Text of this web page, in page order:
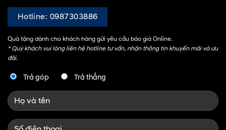
Hotline: 0987303886
Quà tặng dành cho khách hàng gửi yêu cầu báo giá Online.
* Quý khách vui lòng liên hệ hotline tư vấn, nhận thông tin khuyến mãi và ưu
đãi.
Trả góp Trả thẳng